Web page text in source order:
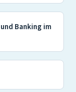
Banking im